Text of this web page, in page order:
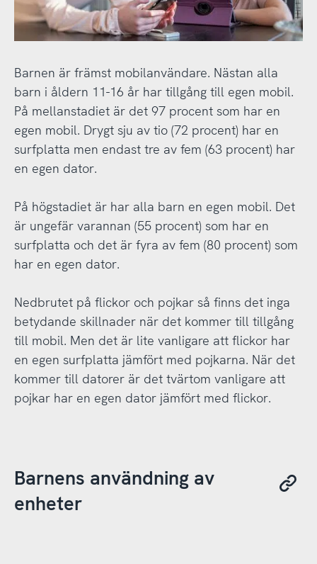
Barnen är främst mobilanvändare. Nästan alla
barn i åldern 11-16 år har tillgång till egen mobil.
På mellanstadiet är det 97 procent som har en
egen mobil. Drygt sju av tio (72 procent) har en
surfplatta men endast tre av fem (63 procent) har
en egen dator.
På högstadiet är har alla barn en egen mobil. Det
är ungefär varannan (55 procent) som har en
surfplatta och det är fyra av fem (80 procent) som
har en egen dator.
Nedbrutet på flickor och pojkar så finns det inga
betydande skillnader när det kommer till tillgång
till mobil. Men det är lite vanligare att flickor har
en egen surfplatta jämfört med pojkarna. När det
kommer till datorer är det tvärtom vanligare att
pojkar har en egen dator jämfört med flickor.
Barnens användning av
enheter